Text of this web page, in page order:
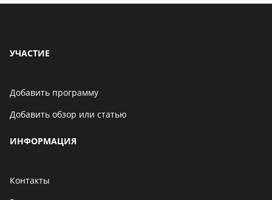
УЧАСТИЕ
Добавить программу
Добавить обзор или статью
ИНФОРМАЦИЯ
Контакты